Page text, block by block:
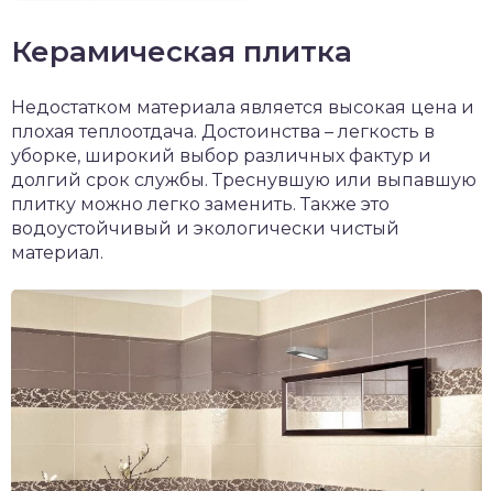
Керамическая плитка
Недостатком материала является высокая цена и
плохая теплоотдача. Достоинства – легкость в
уборке, широкий выбор различных фактур и
долгий срок службы. Треснувшую или выпавшую
плитку можно легко заменить. Также это
водоустойчивый и экологически чистый
материал.